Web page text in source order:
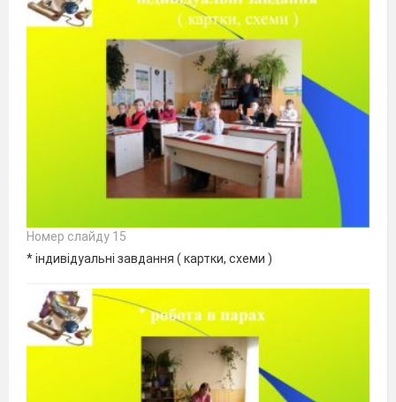
Номер слайду 15
* індивідуальні завдання ( картки, схеми )